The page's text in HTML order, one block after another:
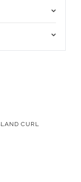
CURL